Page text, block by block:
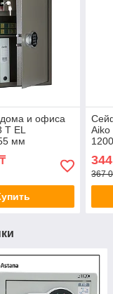
и офиса
T EL
мм
367